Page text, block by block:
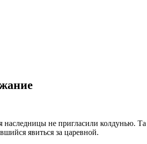
не пригласили колдунью.
явиться за царевной.